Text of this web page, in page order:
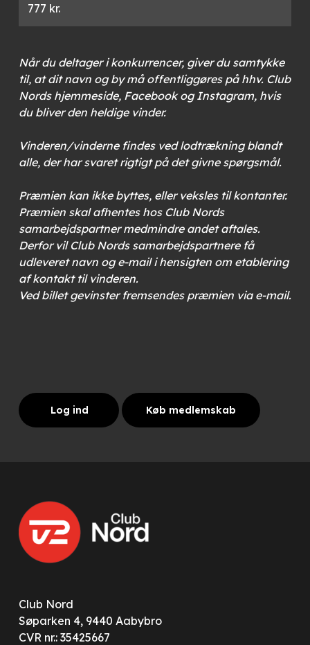
777 kr.
Når du deltager i konkurrencer, giver du samtykke
til, at dit navn og by må offentliggøres på hhv. Club
Nords hjemmeside, Facebook og Instagram, hvis
du bliver den heldige vinder.
Vinderen/vinderne findes ved lodtrækning blandt
alle, der har svaret rigtigt på det givne spørgsmål.
Præmien kan ikke byttes, eller veksles til kontanter.
Præmien skal afhentes hos Club Nords
samarbejdspartner medmindre andet aftales.
Derfor vil Club Nords samarbejdspartnere få
udleveret navn og e-mail i hensigten om etablering
af kontakt til vinderen.
Ved billet gevinster fremsendes præmien via e-mail.
Log ind Køb medlemskab
Club Nord
Søparken 4, 9440 Aabybro
CVR nr.: 35425667